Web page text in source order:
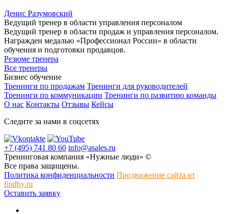
Денис Разумовский
Ведущий тренер в области управления персоналом
Ведущий тренер в области продаж и управления персоналом.
Награжден медалью «Профессионал России» в области
обучения и подготовки продавцов.
Резюме тренера
Все тренеры
Бизнес обучение
Тренинги по продажам Тренинги для руководителей
Тренинги по коммуникации Тренинги по развитию команды
О нас Контакты Отзывы Кейсы
Следите за нами в соцсетях
+7 (495) 741 80 60 info@asales.ru
Тренинговая компания «Нужные люди» ©
Все права защищены.
Политика конфиденциальности Продвижение сайта от
findby.ru
Оставить заявку